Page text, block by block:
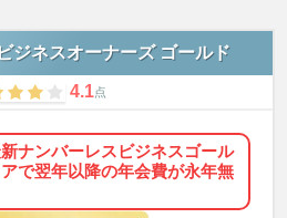
ジネスオーナーズ ゴールド
4.1点
ナンバーレスビジネスゴール
で翌年以降の年会費が永年無